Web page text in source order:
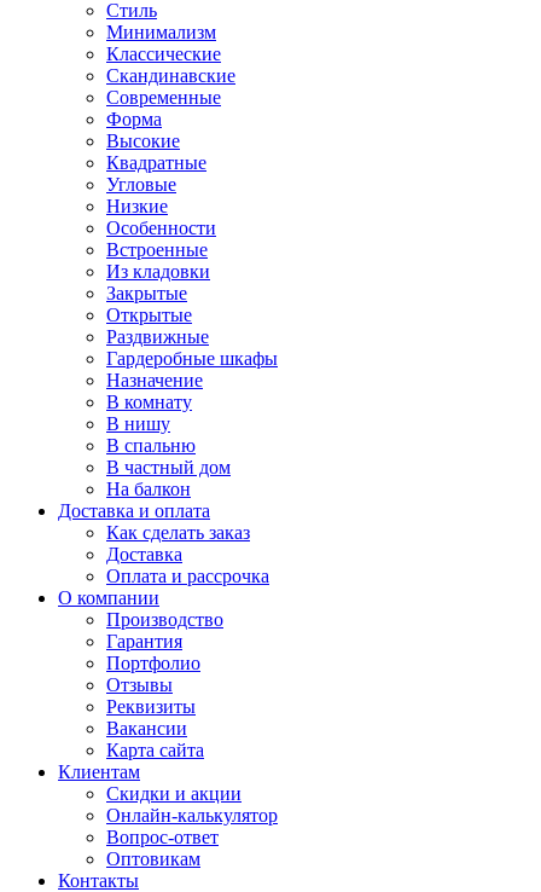
Стиль
Минимализм
Классические
Скандинавские
Современные
Форма
Высокие
Квадратные
Угловые
Низкие
Особенности
Встроенные
Из кладовки
Закрытые
Открытые
Раздвижные
Гардеробные шкафы
Назначение
В комнату
В нишу
В спальню
В частный дом
На балкон
Доставка и оплата
Как сделать заказ
Доставка
Оплата и рассрочка
О компании
Производство
Гарантия
Портфолио
Отзывы
Реквизиты
Вакансии
Карта сайта
Клиентам
Скидки и акции
Онлайн-калькулятор
Вопрос-ответ
Оптовикам
Контакты